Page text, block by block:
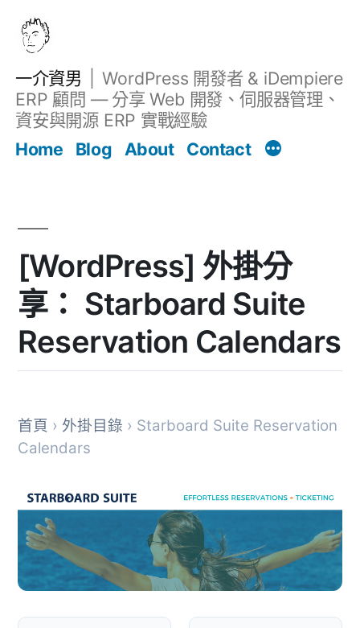
一介資男
WordPress 開發者 & iDempiere
ERP 顧問 — 分享 Web 開發、伺服器管理、
資安與開源 ERP 實戰經驗
Home
Blog About Contact
[WordPress] 外掛分
享： Starboard Suite
Reservation Calendars
首頁 › 外掛目錄 › Starboard Suite Reservation
Calendars
文章